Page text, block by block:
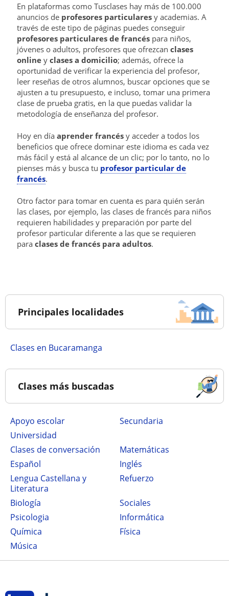
En plataformas como Tusclases hay más de 100.000
anuncios de profesores particulares y academias. A
través de este tipo de páginas puedes conseguir
profesores particulares de francés para niños,
jóvenes o adultos, profesores que ofrezcan clases
online y clases a domicilio; además, ofrece la
oportunidad de verificar la experiencia del profesor,
leer reseñas de otros alumnos, buscar opciones que se
ajusten a tu presupuesto, e incluso, tomar una primera
clase de prueba gratis, en la que puedas validar la
metodología de enseñanza del profesor.
Hoy en día aprender francés y acceder a todos los
beneficios que ofrece dominar este idioma es cada vez
más fácil y está al alcance de un clic; por lo tanto, no lo
pienses más y busca tu profesor particular de
francés.
Otro factor para tomar en cuenta es para quién serán
las clases, por ejemplo, las clases de francés para niños
requieren habilidades y preparación por parte del
profesor particular diferente a las que se requieren
para clases de francés para adultos.
Principales localidades
Clases en Bucaramanga
Clases más buscadas
Apoyo escolar
secundaria
Universidad
Clases de conversación
Matemáticas
Español
Inglés
Lengua Castellana y
Literatura
Refuerzo
Biología
Sociales
Psicologia
Informática
Química
Física
Música